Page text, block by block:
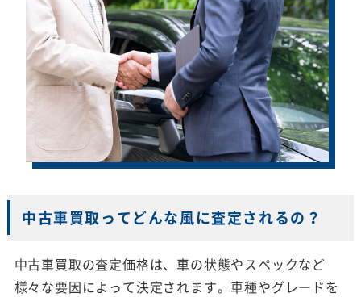
中古車買取ってどんな風に査定されるの？
中古車買取の査定価格は、車の状態やスペックなど
様々な要因によって決定されます。車種やグレードを